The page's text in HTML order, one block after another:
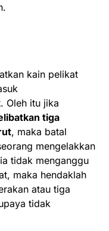
kain pelikat
. Oleh itu jika
tiga
, maka batal
mengelakkan
tidak menganggu
maka hendaklah
atau tiga
tidak